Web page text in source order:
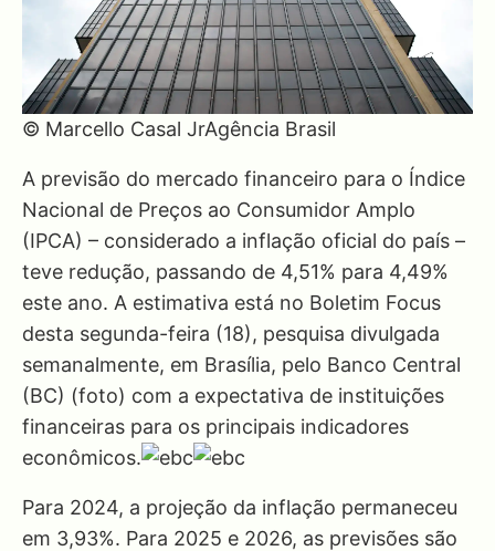
© Marcello Casal JrAgência Brasil
A previsão do mercado financeiro para o Índice
Nacional de Preços ao Consumidor Amplo
(IPCA) – considerado a inflação oficial do país –
teve redução, passando de 4,51% para 4,49%
este ano. A estimativa está no Boletim Focus
desta segunda-feira (18), pesquisa divulgada
semanalmente, em Brasília, pelo Banco Central
(BC) (foto) com a expectativa de instituições
financeiras para os principais indicadores
econômicos.
Para 2024, a projeção da inflação permaneceu
em 3,93%. Para 2025 e 2026, as previsões são